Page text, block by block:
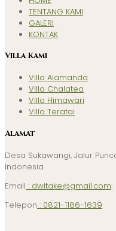
TENTANG KAMI
GALERI
KONTAK
Villa Kami
Villa Alamanda
Villa Chalatea
Villa Himawari
Villa Teratai
Alamat
Desa Sukawangi, Jalur
Indonesia
Email : dwitake@gmail.com:
Telepon : 0821-1186-1639